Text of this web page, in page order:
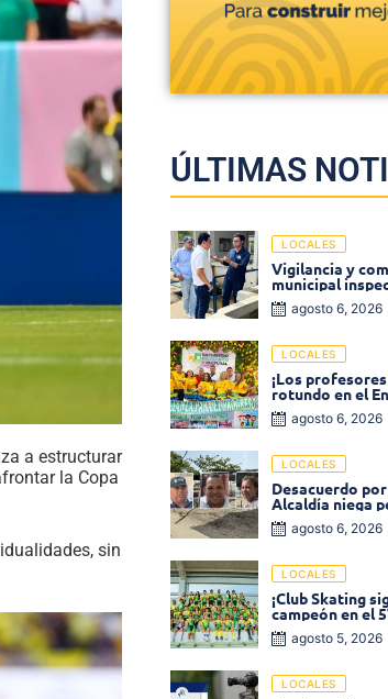
a estructurar
la Copa
sin
ÚLTIMAS
LOCALES
Vigilancia y
municipal
tratamiento de
agosto 6, 2026
LOCALES
¡Los
rotundo en el
Cultural del
agosto 6, 2026
LOCALES
Desacuerdo
Alcaldía niega
venta de comidas
agosto 6, 2026
LOCALES
¡Club Skating
campeón en el
Patinaje
agosto 5, 2026
LOCALES